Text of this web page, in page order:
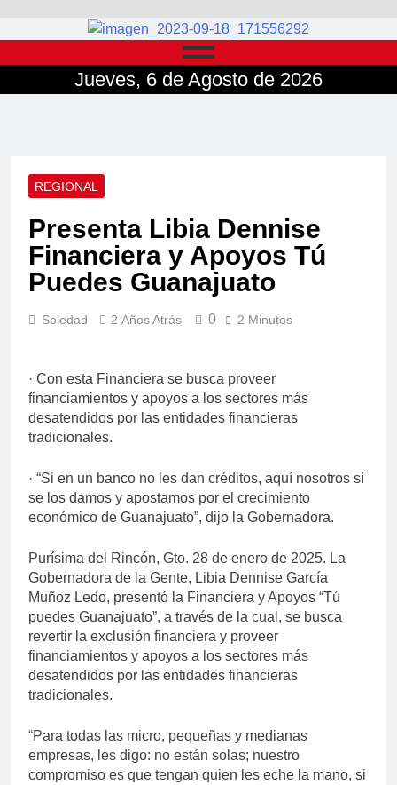
Jueves, 6 de Agosto de 2026
REGIONAL
Presenta Libia Dennise
Financiera y Apoyos Tú
Puedes Guanajuato
Soledad 2 Años Atrás 0 2 Minutos
· Con esta Financiera se busca proveer
financiamientos y apoyos a los sectores más
desatendidos por las entidades financieras
tradicionales.
· “Si en un banco no les dan créditos, aquí nosotros sí
se los damos y apostamos por el crecimiento
económico de Guanajuato”, dijo la Gobernadora.
Purísima del Rincón, Gto. 28 de enero de 2025. La
Gobernadora de la Gente, Libia Dennise García
Muñoz Ledo, presentó la Financiera y Apoyos “Tú
puedes Guanajuato”, a través de la cual, se busca
revertir la exclusión financiera y proveer
financiamientos y apoyos a los sectores más
desatendidos por las entidades financieras
tradicionales.
“Para todas las micro, pequeñas y medianas
empresas, les digo: no están solas; nuestro
compromiso es que tengan quien les eche la mano, si